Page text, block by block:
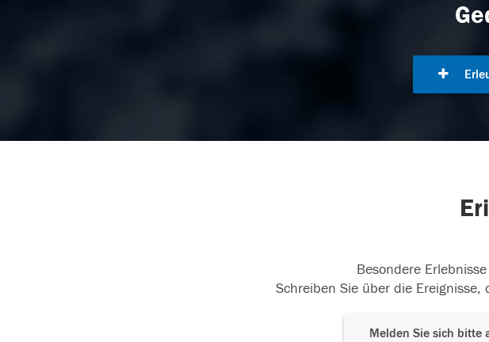
Besondere
Schreiben Sie über die
Melden Sie sich bitte